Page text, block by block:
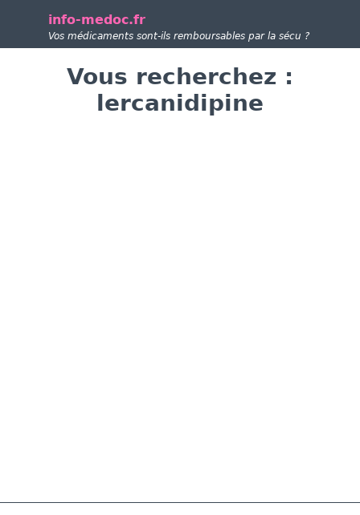
info-medoc.fr
Vos médicaments sont-ils remboursables par la sécu ?
Vous recherchez :
lercanidipine